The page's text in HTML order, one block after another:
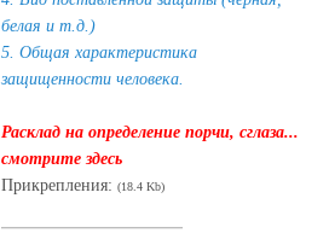
белая и т.д.)
5. Общая характеристика
защищенности человека.
Расклад на определение порчи, сглаза...
смотрите здесь
Прикрепления: (18.4 Kb)